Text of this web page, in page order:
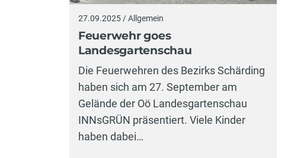
27.09.2025 / Allgemein
Feuerwehr goes
Landesgartenschau
Die Feuerwehren des Bezirks Schärding
haben sich am 27. September am
Gelände der Oö Landesgartenschau
INNsGRÜN präsentiert. Viele Kinder
haben dabei…